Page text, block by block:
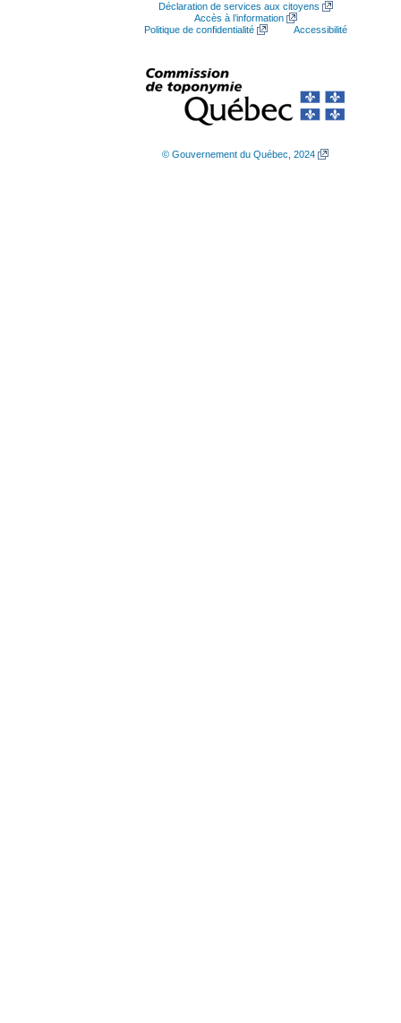
Déclaration de services aux citoyens
Accès à l’information
Politique de confidentialité
Accessibilité
© Gouvernement du Québec, 2024